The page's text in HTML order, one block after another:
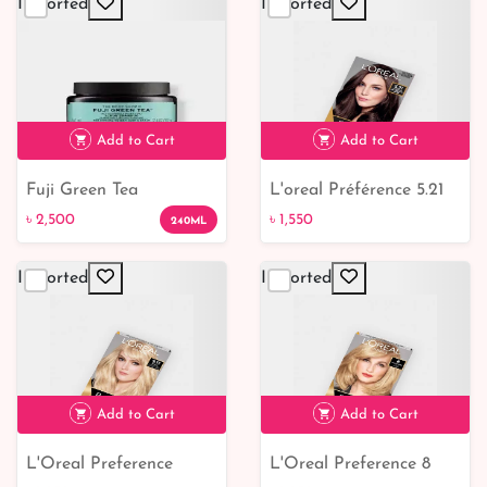
৳ 1,050
Imported
Add to Cart
Fuji Green Tea
Refreshingly Purifying
৳ 2,500 240ML
Imported
Add to Cart
L'oreal Préférence 5.21
Florence Cool Iridescent
৳ 1,550
Imported
Add to Cart
L'Oreal Preference
Imported
Add to Cart
L'Oreal Preference 8